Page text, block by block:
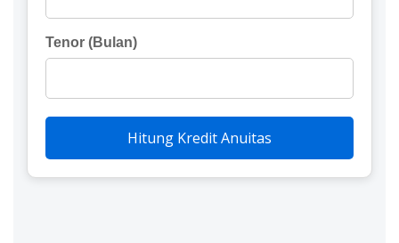
Tenor (Bulan)
Hitung Kredit Anuitas